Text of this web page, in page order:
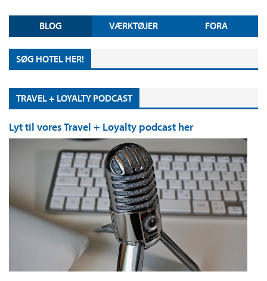
BLOG VÆRKTØJER FORA
SØG HOTEL HER!
TRAVEL + LOYALTY PODCAST
Lyt til vores Travel + Loyalty podcast her